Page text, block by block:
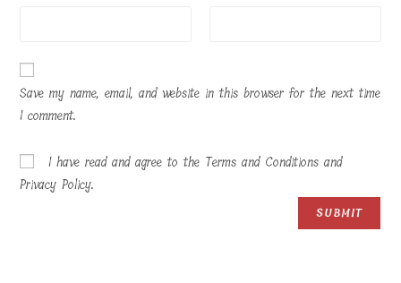
Save my name, email, and website in this browser for the next time
I comment.
I have read and agree to the Terms and Conditions and
Privacy Policy.